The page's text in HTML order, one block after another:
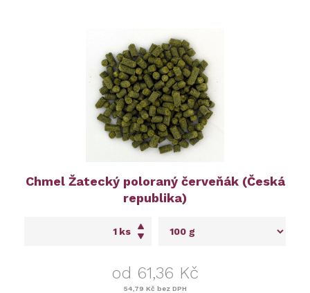
Chmel Žatecký poloraný červeňák (Česká
republika)
ks
od 61,36 Kč
54,79 Kč bez DPH